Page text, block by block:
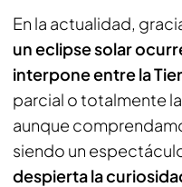
En la actualidad,
un eclipse solar
interpone entre la
parcial o totalmente
aunque
siendo un
despierta la